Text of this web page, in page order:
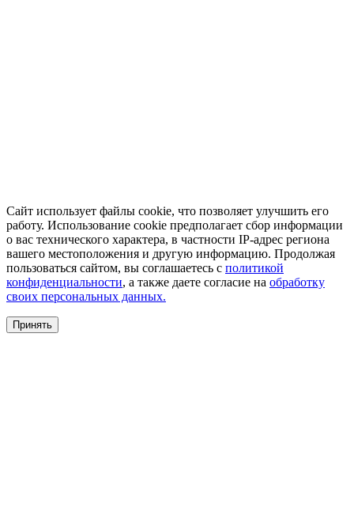
Сайт использует файлы cookie, что позволяет улучшить его
работу. Использование cookie предполагает сбор информации
о вас технического характера, в частности IP-адрес региона
вашего местоположения и другую информацию. Продолжая
пользоваться сайтом, вы соглашаетесь с политикой
конфиденциальности, а также даете согласие на обработку
своих персональных данных.
Принять